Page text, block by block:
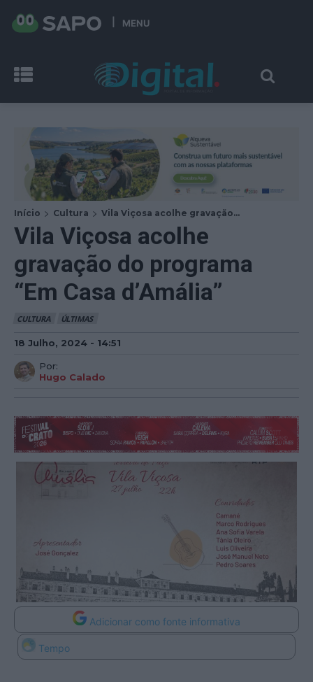
MENU
Início Cultura Vila Viçosa acolhe gravação...
Vila Viçosa acolhe
gravação do programa
“Em Casa d’Amália”
CULTURA ÚLTIMAS
18 Julho, 2024 - 14:51
Por:
Hugo Calado
Adicionar como fonte informativa
Tempo